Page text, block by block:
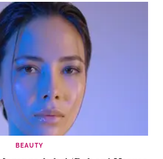
BEAUTY